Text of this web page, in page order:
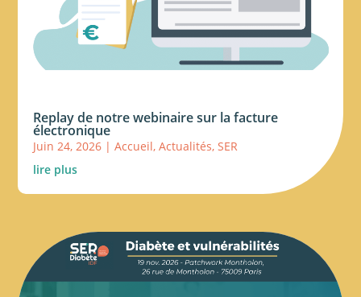
Replay de notre webinaire sur la facture
électronique
Juin 24, 2026 |Accueil,Actualités,SER
lire plus